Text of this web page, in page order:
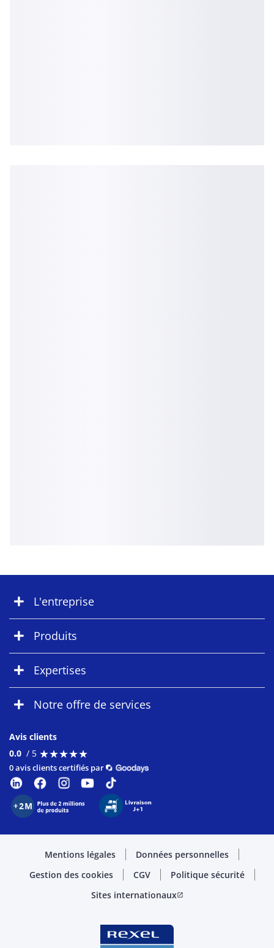
L'entreprise
Produits
Expertises
Notre offre de services
Avis clients
0.0 / 5 ★★★★★
★★★★★
0 avis clients certifiés par
Mentions légales
Données personnelles
Gestion des cookies
CGV
Politique sécurité
Sites internationauxopen_in_new